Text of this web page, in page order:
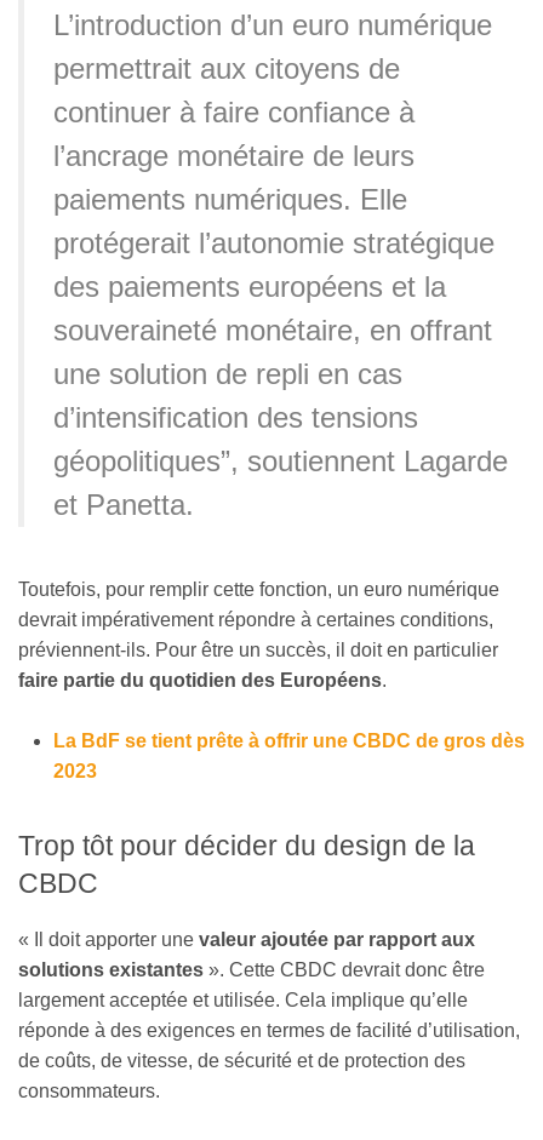
L’introduction d’un euro numérique
permettrait aux citoyens de
continuer à faire confiance à
l’ancrage monétaire de leurs
paiements numériques. Elle
protégerait l’autonomie stratégique
des paiements européens et la
souveraineté monétaire, en offrant
une solution de repli en cas
d’intensification des tensions
géopolitiques”, soutiennent Lagarde
et Panetta.
Toutefois, pour remplir cette fonction, un euro numérique
devrait impérativement répondre à certaines conditions,
préviennent-ils. Pour être un succès, il doit en particulier
faire partie du quotidien des Européens.
La BdF se tient prête à offrir une CBDC de gros dès
2023
Trop tôt pour décider du design de la
CBDC
« Il doit apporter une valeur ajoutée par rapport aux
solutions existantes ». Cette CBDC devrait donc être
largement acceptée et utilisée. Cela implique qu’elle
réponde à des exigences en termes de facilité d’utilisation,
de coûts, de vitesse, de sécurité et de protection des
consommateurs.